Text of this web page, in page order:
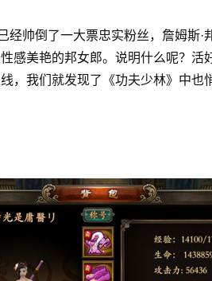
经帅倒了一大票忠实粉丝，詹姆斯
感美艳的邦女郎。说明什么呢？活
，我们就发现了《功夫少林》中也